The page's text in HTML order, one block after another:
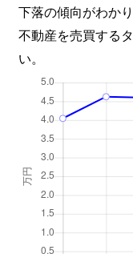
下落の傾向がわかり
不動産を売買する
い。